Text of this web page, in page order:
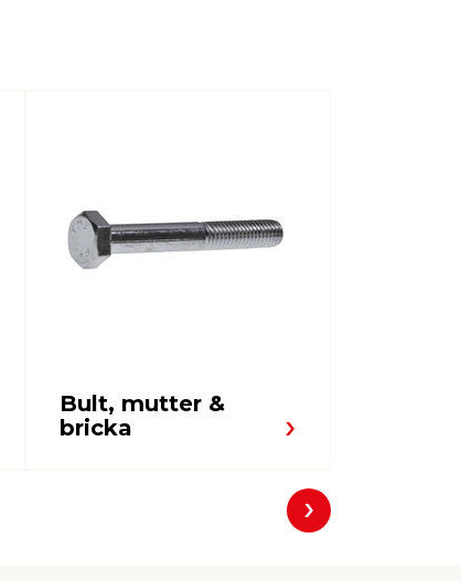
Bult, mutter &
bricka
Nästa